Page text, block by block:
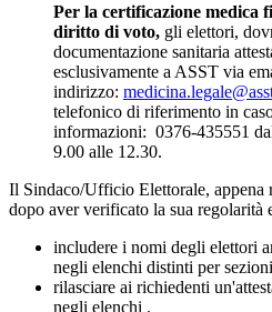
Per la certificazione medica
diritto di voto, gli elettori,
documentazione sanitaria
esclusivamente a ASST via
indirizzo:
telefonico di riferimento in
informazioni: 0376-435551
9.00 alle 12.30.
Il Sindaco/Ufficio Elettorale, appena
dopo aver verificato la sua regolarità
includere i nomi degli elettori
negli elenchi distinti per
rilasciare ai richiedenti
negli elenchi .